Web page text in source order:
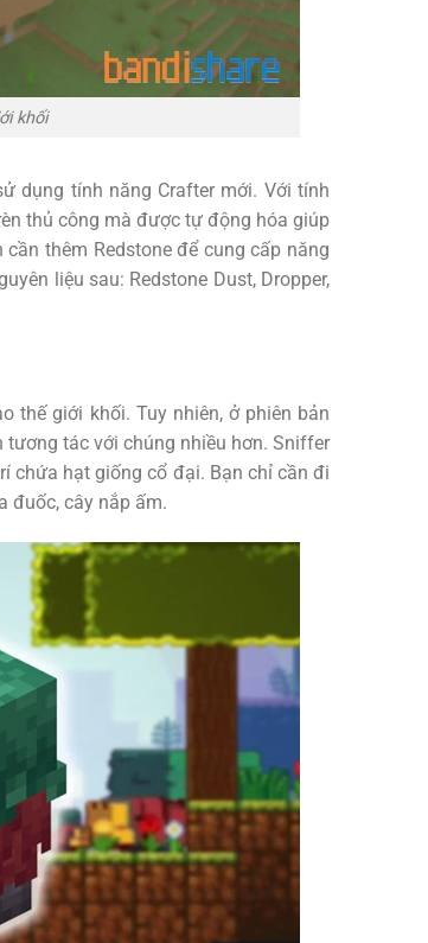
khối
dụng tính năng Crafter mới. Với tính
thủ công mà được tự động hóa giúp
thêm Redstone để cung cấp năng
liệu sau: Redstone Dust, Dropper,
thế giới khối. Tuy nhiên, ở phiên bản
tác với chúng nhiều hơn. Sniffer
chứa hạt giống cổ đại. Bạn chỉ cần đi
đuốc, cây nắp ấm.